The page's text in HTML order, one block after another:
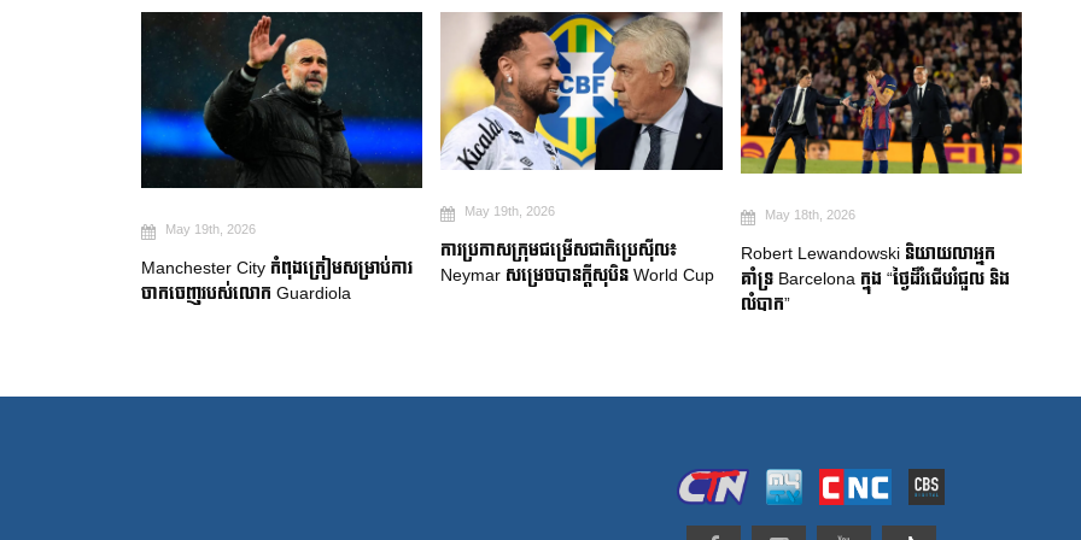
May 19th, 2026
Manchester City កំពុងត្រៀមសម្រាប់ការ
ចាកចេញរបស់លោក Guardiola
May 19th, 2026
ការប្រកាសក្រុមជម្រើសជាតិប្រេស៊ីល៖
Neymar សម្រេចបានក្តីសុបិន World Cup
May 18th, 2026
Robert Lewandowski និយាយលាអ្នក
គាំទ្រ Barcelona ក្នុង “ថ្ងៃដ៏រំជើបរំជួល និង
លំបាក”